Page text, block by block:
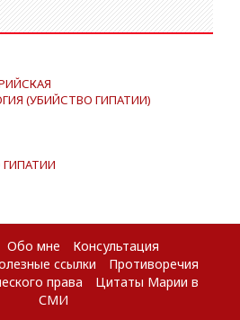
(УБИЙСТВО ГИПАТИИ)
Обо мне
Консультация
ссылки
Противоречия
права
Цитаты Марии в
СМИ